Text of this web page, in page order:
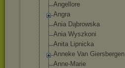
Angellore
Angra
Ania Dąbrowska
Ania Wyszkoni
Anita Lipnicka
Anneke Van Giersbergen
Anne-Marie